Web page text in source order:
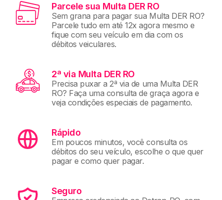
Parcele sua Multa DER RO
Sem grana para pagar sua Multa DER RO?
Parcele tudo em até 12x agora mesmo e
fique com seu veículo em dia com os
débitos veiculares.
2ª via Multa DER RO
Precisa puxar a 2ª via de uma Multa DER
RO? Faça uma consulta de graça agora e
veja condições especiais de pagamento.
Rápido
Em poucos minutos, você consulta os
débitos do seu veículo, escolhe o que quer
pagar e como quer pagar.
Seguro